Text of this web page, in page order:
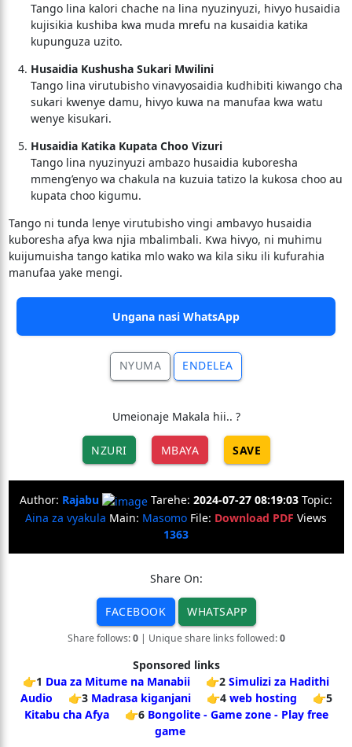
Tango lina kalori chache na lina nyuzinyuzi, hivyo husaidia
kujisikia kushiba kwa muda mrefu na kusaidia katika
kupunguza uzito.
Husaidia Kushusha Sukari Mwilini
Tango lina virutubisho vinavyosaidia kudhibiti kiwango cha
sukari kwenye damu, hivyo kuwa na manufaa kwa watu
wenye kisukari.
Husaidia Katika Kupata Choo Vizuri
Tango lina nyuzinyuzi ambazo husaidia kuboresha
mmeng’enyo wa chakula na kuzuia tatizo la kukosa choo au
kupata choo kigumu.
Tango ni tunda lenye virutubisho vingi ambavyo husaidia
kuboresha afya kwa njia mbalimbali. Kwa hivyo, ni muhimu
kuijumuisha tango katika mlo wako wa kila siku ili kufurahia
manufaa yake mengi.
Ungana nasi WhatsApp
NYUMA ENDELEA
Umeionaje Makala hii.. ?
NZURI MBAYA SAVE
Author: Rajabu Tarehe: 2024-07-27 08:19:03 Topic:
Aina za vyakula Main: Masomo File: Download PDF Views
1363
Share On:
FACEBOOK WHATSAPP
Share follows:0| Unique share links followed:0
Sponsored links
👉1 Dua za Mitume na Manabii 👉2 Simulizi za Hadithi
Audio
👉3 Madrasa kiganjani 👉4 web hosting
👉5
Kitabu cha Afya
👉6 Bongolite - Game zone - Play free
game